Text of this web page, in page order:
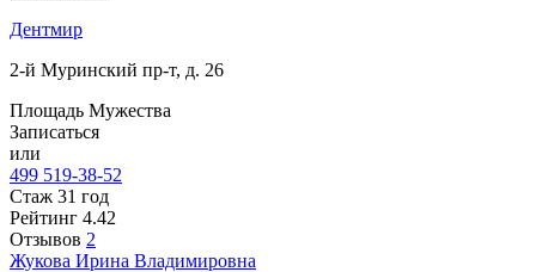
Дентмир
2-й Муринский пр-т, д. 26
Площадь Мужества
Записаться
или
499 519-38-52
Стаж 31 год
Рейтинг 4.42
Отзывов 2
Жукова Ирина Владимировна